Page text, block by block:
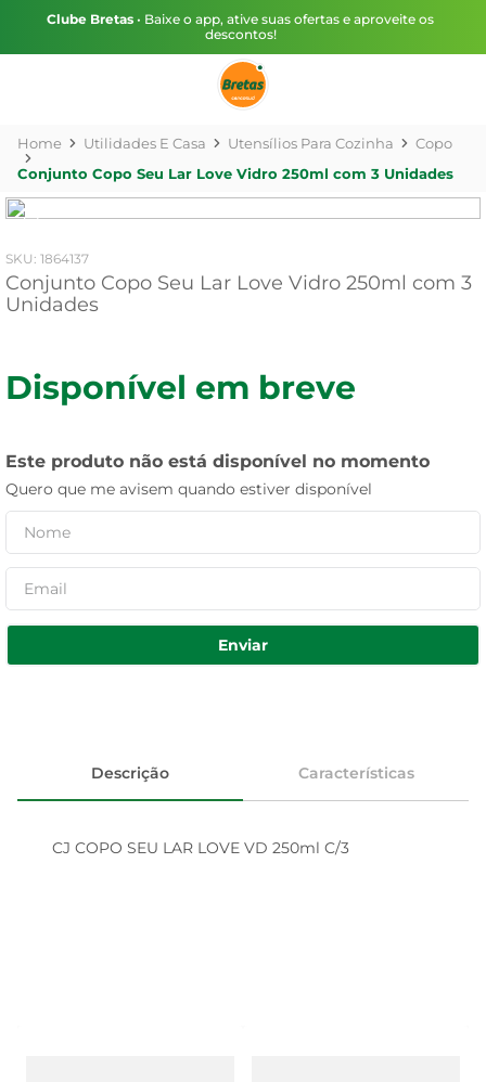
Clube Bretas • Baixe o app, ative suas ofertas e aproveite os
descontos!
Utilidades E Casa Utensílios Para Cozinha
Copo
Conjunto Copo Seu Lar Love Vidro 250ml com 3 Unidades
: 1864137
Conjunto Copo Seu Lar Love Vidro 250ml com 3
Unidades
Disponível em breve
Este produto não está disponível no momento
Quero que me avisem quando estiver disponível
Enviar
Descrição Características
CJ COPO SEU LAR LOVE VD 250ml C/3